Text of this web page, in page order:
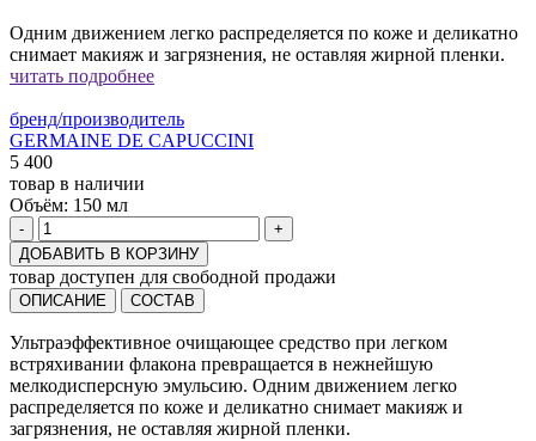
Одним движением легко распределяется по коже и деликатно
снимает макияж и загрязнения, не оставляя жирной пленки.
читать подробнее
бренд/производитель
GERMAINE DE CAPUCCINI
5 400
товар в наличии
Объём: 150 мл
-
+
ДОБАВИТЬ В КОРЗИНУ
товар доступен для свободной продажи
ОПИСАНИЕ СОСТАВ
Ультраэффективное очищающее средство при легком
встряхивании флакона превращается в нежнейшую
мелкодисперсную эмульсию. Одним движением легко
распределяется по коже и деликатно снимает макияж и
загрязнения, не оставляя жирной пленки.